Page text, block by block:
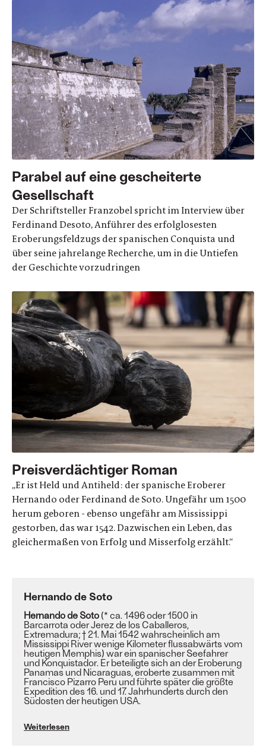
Parabel auf eine gescheiterte
Gesellschaft
Der Schriftsteller Franzobel spricht im Interview über
Ferdinand Desoto, Anführer des erfolglosesten
Eroberungsfeldzugs der spanischen Conquista und
über seine jahrelange Recherche, um in die Untiefen
der Geschichte vorzudringen
Preisverdächtiger Roman
„Er ist Held und Antiheld: der spanische Eroberer
Hernando oder Ferdinand de Soto. Ungefähr um 1500
herum geboren - ebenso ungefähr am Mississippi
gestorben, das war 1542. Dazwischen ein Leben, das
gleichermaßen von Erfolg und Misserfolg erzählt.“
Hernando de Soto
Hernando de Soto (* ca. 1496 oder 1500 in
Barcarrota oder Jerez de los Caballeros,
Extremadura; † 21. Mai 1542 wahrscheinlich am
Mississippi River wenige Kilometer flussabwärts vom
heutigen Memphis) war ein spanischer Seefahrer
und Konquistador. Er beteiligte sich an der Eroberung
Panamas und Nicaraguas, eroberte zusammen mit
Francisco Pizarro Peru und führte später die größte
Expedition des 16. und 17. Jahrhunderts durch den
Südosten der heutigen USA.
Weiterlesen